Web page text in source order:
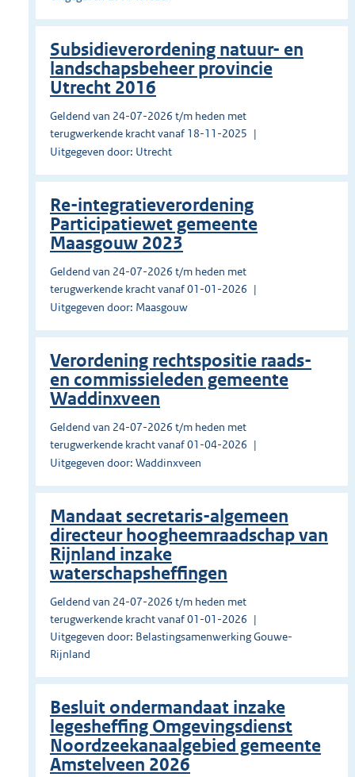
Subsidieverordening natuur- en
landschapsbeheer provincie
Utrecht 2016
Geldend van 24-07-2026 t/m heden met
terugwerkende kracht vanaf 18-11-2025
Uitgegeven door: Utrecht
Re-integratieverordening
Participatiewet gemeente
Maasgouw 2023
Geldend van 24-07-2026 t/m heden met
terugwerkende kracht vanaf 01-01-2026
Uitgegeven door: Maasgouw
Verordening rechtspositie raads-
en commissieleden gemeente
Waddinxveen
Geldend van 24-07-2026 t/m heden met
terugwerkende kracht vanaf 01-04-2026
Uitgegeven door: Waddinxveen
Mandaat secretaris-algemeen
directeur hoogheemraadschap van
Rijnland inzake
waterschapsheffingen
Geldend van 24-07-2026 t/m heden met
terugwerkende kracht vanaf 01-01-2026
Uitgegeven door: Belastingsamenwerking Gouwe-
Rijnland
Besluit ondermandaat inzake
legesheffing Omgevingsdienst
Noordzeekanaalgebied gemeente
Amstelveen 2026